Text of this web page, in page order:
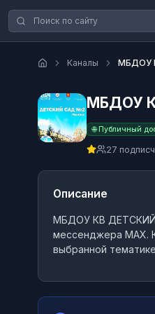
Каналы МБДОУ
МБДОУ
🌐 Публичный
27
Описание
МБДОУ КВ
мессенджера MAX.
выбранной